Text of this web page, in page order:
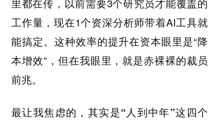
里都在传，以前需要3个研究员才能覆盖的
工作量，现在1个资深分析师带着AI工具就
能搞定。这种效率的提升在资本眼里是“降
本增效”，但在我眼里，就是赤裸裸的裁员
前兆。
最让我焦虑的，其实是“人到中年”这四个